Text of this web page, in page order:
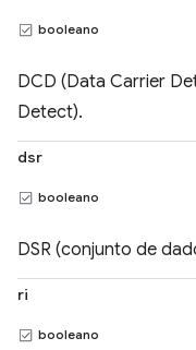
booleano
DCD (Data Carrier
Detect).
dsr
booleano
DSR (conjunto de
ri
booleano